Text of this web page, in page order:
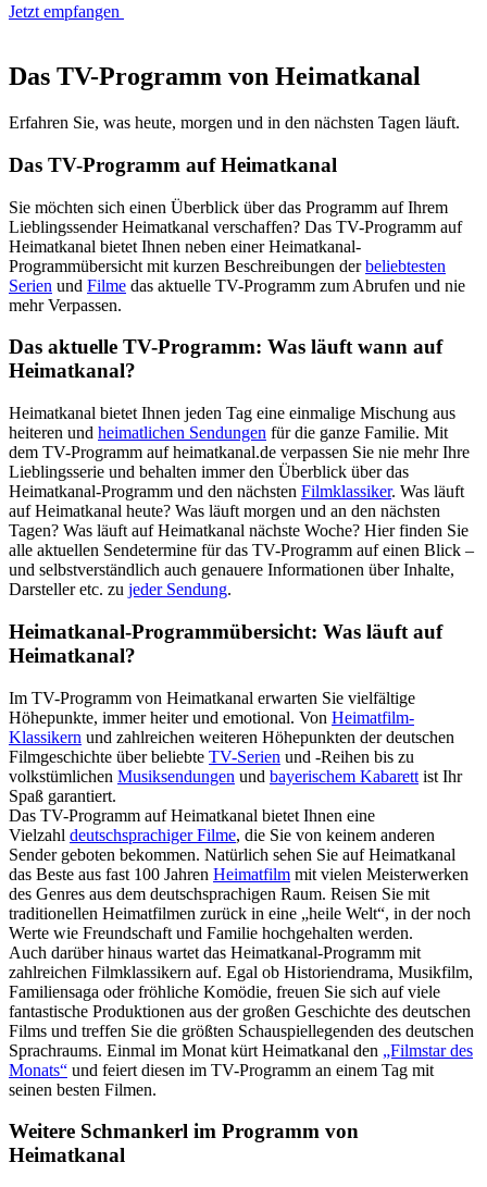
Jetzt empfangen
Das TV-Programm von Heimatkanal
Erfahren Sie, was heute, morgen und in den nächsten Tagen läuft.
Das TV-Programm auf Heimatkanal
Sie möchten sich einen Überblick über das Programm auf Ihrem
Lieblingssender Heimatkanal verschaffen? Das TV-Programm auf
Heimatkanal bietet Ihnen neben einer Heimatkanal-
Programmübersicht mit kurzen Beschreibungen derbeliebtesten
Serien und Filme das aktuelle TV-Programm zum Abrufen und nie
mehr Verpassen.
Das aktuelle TV-Programm: Was läuft wann auf
Heimatkanal?
Heimatkanal bietet Ihnen jeden Tag eine einmalige Mischung aus
heiteren und heimatlichen Sendungen für die ganze Familie. Mit
dem TV-Programm auf heimatkanal.de verpassen Sie nie mehr Ihre
Lieblingsserie und behalten immer den Überblick über das
Heimatkanal-Programm und den nächsten Filmklassiker. Was läuft
auf Heimatkanal heute? Was läuft morgen und an den nächsten
Tagen? Was läuft auf Heimatkanal nächste Woche? Hier finden Sie
alle aktuellen Sendetermine für das TV-Programm auf einen Blick –
und selbstverständlich auch genauere Informationen über Inhalte,
Darsteller etc. zu jeder Sendung.
Heimatkanal-Programmübersicht: Was läuft auf
Heimatkanal?
Im TV-Programm von Heimatkanal erwarten Sie vielfältige
Höhepunkte, immer heiter und emotional. Von Heimatfilm-
Klassikern und zahlreichen weiteren Höhepunkten der deutschen
Filmgeschichte über beliebte TV-Serien und -Reihen bis zu
volkstümlichen Musiksendungen und bayerischem Kabarett ist Ihr
Spaß garantiert.
Das TV-Programm auf Heimatkanal bietet Ihnen eine
Vielzahl deutschsprachiger Filme, die Sie von keinem anderen
Sender geboten bekommen. Natürlich sehen Sie auf Heimatkanal
das Beste aus fast 100 Jahren Heimatfilm mit vielen Meisterwerken
des Genres aus dem deutschsprachigen Raum. Reisen Sie mit
traditionellen Heimatfilmen zurück in eine „heile Welt“, in der noch
Werte wie Freundschaft und Familie hochgehalten werden.
Auch darüber hinaus wartet das Heimatkanal-Programm mit
zahlreichen Filmklassikern auf. Egal ob Historiendrama, Musikfilm,
Familiensaga oder fröhliche Komödie, freuen Sie sich auf viele
fantastische Produktionen aus der großen Geschichte des deutschen
Films und treffen Sie die größten Schauspiellegenden des deutschen
Sprachraums. Einmal im Monat kürt Heimatkanal den „Filmstar des
Monats“ und feiert diesen im TV-Programm an einem Tag mit
seinen besten Filmen.
Weitere Schmankerl im Programm von
Heimatkanal